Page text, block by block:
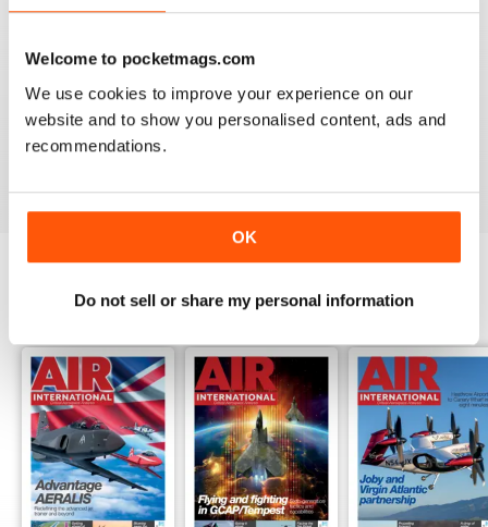
Welcome to pocketmags.com
We use cookies to improve your experience on our
website and to show you personalised content, ads and
recommendations.
OK
Do not sell or share my personal information
AIR INTERNATIONAL
good as it is
EDIZIONI INDIETRO Visualizza tutti